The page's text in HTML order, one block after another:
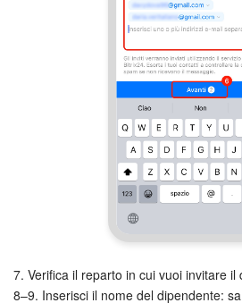
7. Verifica il reparto in cui vuoi invitare il
8–9. Inserisci il nome del dipendente: